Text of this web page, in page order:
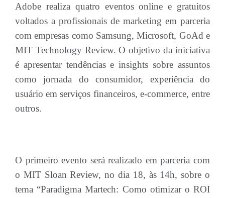
Adobe realiza quatro eventos online e gratuitos
voltados a profissionais de marketing em parceria
com empresas como Samsung, Microsoft, GoAd e
MIT Technology Review. O objetivo da iniciativa
é apresentar tendências e insights sobre assuntos
como jornada do consumidor, experiência do
usuário em serviços financeiros, e-commerce, entre
outros.
O primeiro evento será realizado em parceria com
o MIT Sloan Review, no dia 18, às 14h, sobre o
tema “Paradigma Martech: Como otimizar o ROI